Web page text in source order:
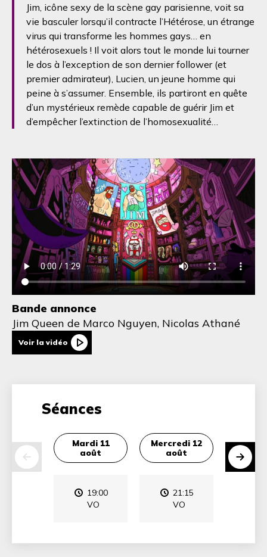
Jim, icône sexy de la scène gay parisienne, voit sa
vie basculer lorsqu’il contracte l’Hétérose, un étrange
virus qui transforme les hommes gays… en
hétérosexuels ! Il voit alors tout le monde lui tourner
le dos à l’exception de son dernier follower (et
premier admirateur), Lucien, un jeune homme qui
peine à s’assumer. Ensemble, ils partiront en quête
d’un mystérieux remède capable de guérir Jim et
d’empêcher l’extinction de l’homosexualité…
Bande annonce
Jim Queen de Marco Nguyen, Nicolas Athané
Voir la vidéo
Séances
Mardi 11
août
19:00
VO
Mercredi 12
août
21:15
VO